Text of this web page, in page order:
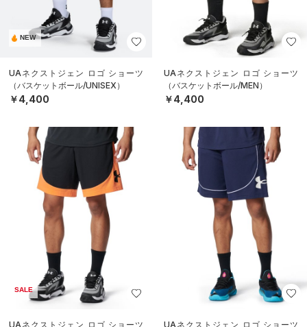
NEW
UAネクストジェン ロゴ ショーツ
（バスケットボール/UNISEX）
￥4,400
UAネクストジェン ロゴ ショーツ
（バスケットボール/MEN）
￥4,400
SALE
UAネクストジェン ロゴ ショーツ UAネクストジェン ロゴ ショーツ